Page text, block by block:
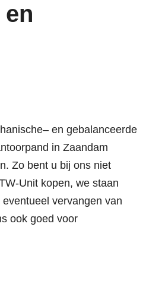
– en gebalanceerde
in Zaandam
Zo bent u bij ons niet
Unit kopen, we staan
vervangen van
ook goed voor